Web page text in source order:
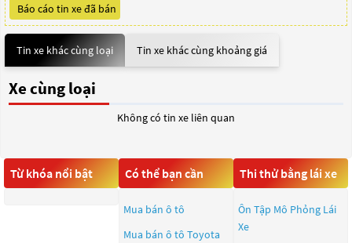
Báo cáo tin xe đã bán
Tin xe khác cùng loại Tin xe khác cùng khoảng giá
Xe cùng loại
Không có tin xe liên quan
Từ khóa nổi bật Có thể bạn cần
Mua bán ô tô
Mua bán ô tô Toyota
Thi thử bằng lái xe
Ôn Tập Mô Phỏng Lái
Xe